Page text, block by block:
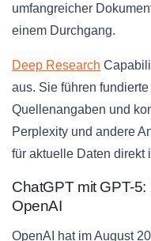
umfangreicher
einem Durchgang.
Deep Research
aus. Sie führen
Quellenangaben und
Perplexity und andere
für aktuelle Daten direkt
ChatGPT mit GPT-
OpenAI
OpenAI hat im August